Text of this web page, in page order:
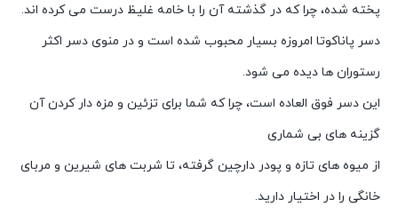
پخته شده، چرا که در گذشته آن را با خامه غلیظ درست می کرده اند.
دسر پاناکوتا امروزه بسیار محبوب شده است و در منوی دسر اکثر
رستوران ها دیده می شود.
این دسر فوق العاده است، چرا که شما برای تزئین و مزه دار کردن آن
گزینه های بی شماری
از میوه های تازه و پودر دارچین گرفته، تا شربت های شیرین و مربای
خانگی را در اختیار دارید.